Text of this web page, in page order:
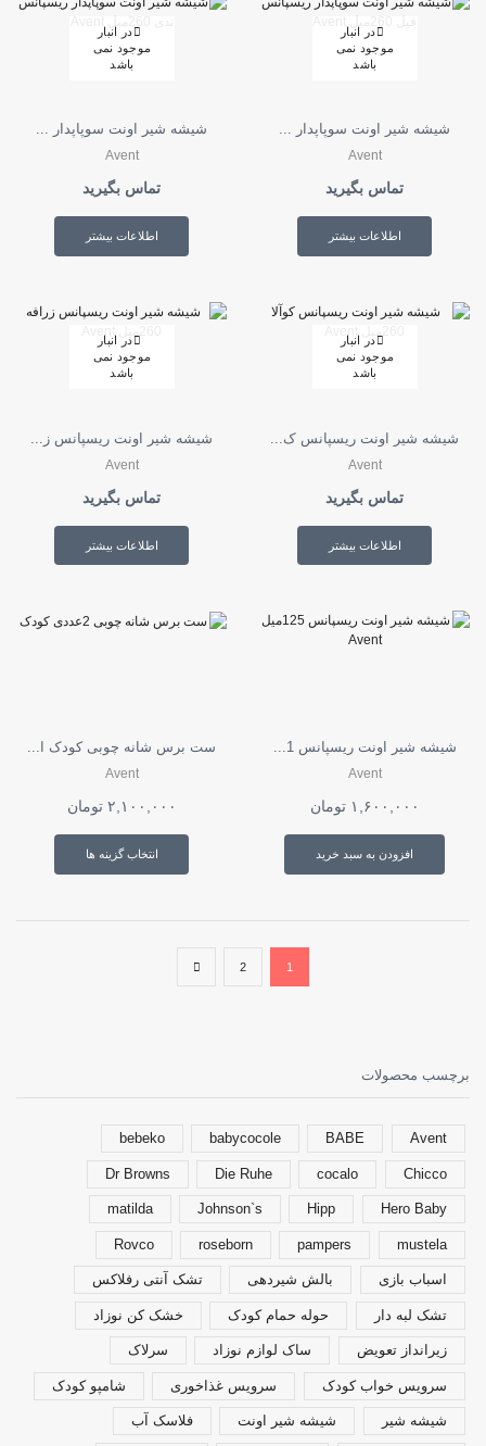
در انبار
موجود نمی
باشد
شیشه شیر اونت سوپاپدار ...
Avent
تماس بگیرید
اطلاعات بیشتر
در انبار
موجود نمی
باشد
شیشه شیر اونت سوپاپدار ...
Avent
تماس بگیرید
اطلاعات بیشتر
در انبار
موجود نمی
باشد
شیشه شیر اونت ریسپانس ک...
Avent
تماس بگیرید
اطلاعات بیشتر
در انبار
موجود نمی
باشد
شیشه شیر اونت ریسپانس ز...
Avent
تماس بگیرید
اطلاعات بیشتر
شیشه شیر اونت ریسپانس 1...
Avent
۱,۶۰۰,۰۰۰ تومان
افزودن به سبد خرید
ست برس شانه چوبی کودک ا...
Avent
۲,۱۰۰,۰۰۰ تومان
انتخاب گزینه ها
1
2
برچسب محصولات
Avent
BABE
babycocole
bebeko
Chicco
cocalo
Die Ruhe
Dr Browns
Hero Baby
Hipp
Johnson`s
matilda
mustela
pampers
roseborn
Rovco
اسباب بازی بالش شیردهی تشک آنتی رفلاکس
تشک لبه دار حوله حمام کودک خشک کن نوزاد
زیرانداز تعویض ساک لوازم نوزاد سرلاک
سرویس خواب کودک سرویس غذاخوری شامپو کودک
شیشه شیر شیشه شیر اونت فلاسک آب